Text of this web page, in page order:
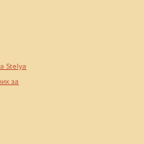
Stelya
за